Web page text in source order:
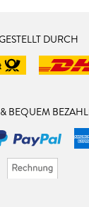
DURCH
BEQUEM